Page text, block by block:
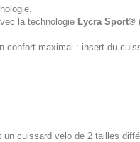
la technologie Lycra Sport®
confort maximal : insert du
cuissard vélo de 2 tailles